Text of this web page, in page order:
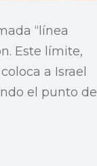
“línea
Este límite,
a Israel
el punto de